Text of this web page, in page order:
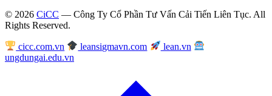
© 2026 CiCC — Công Ty Cổ Phần Tư Vấn Cải Tiến Liên Tục. All
Rights Reserved.
cicc.com.vn leansigmavn.com
lean.vn
ungdungai.edu.vn